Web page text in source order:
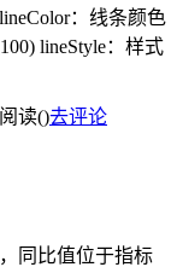
：线条颜色
lineStyle：样式
阅读()去评论
同比值位于指标